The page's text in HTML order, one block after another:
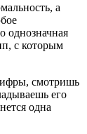
а
однозначная
с которым
смотришь
его
одна